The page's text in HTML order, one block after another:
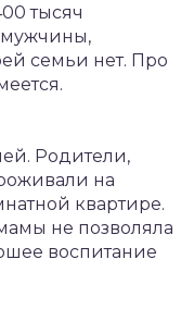
тысяч
мужчины,
семьи нет. Про
Родители,
на
квартире.
не позволяла
воспитание